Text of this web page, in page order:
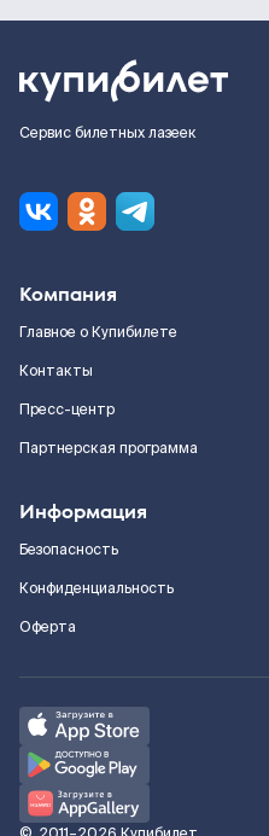
Сервис билетных лазеек
Компания
Главное о Купибилете
Контакты
Пресс-центр
Партнерская программа
Информация
Безопасность
Конфиденциальность
Оферта